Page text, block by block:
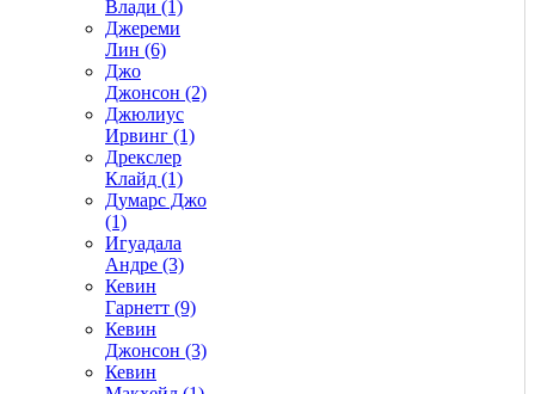
Влади (1)
Джереми
Лин (6)
Джо
Джонсон (2)
Джюлиус
Ирвинг (1)
Дрекслер
Клайд (1)
Думарс Джо
(1)
Игуадала
Андре (3)
Кевин
Гарнетт (9)
Кевин
Джонсон (3)
Кевин